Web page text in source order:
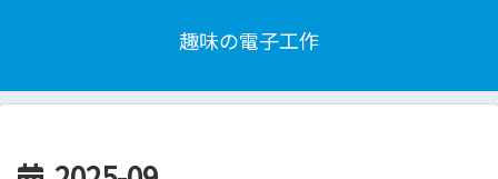
趣味の電子工作